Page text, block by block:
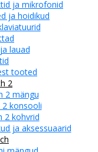
ja mikrofonid
ja hoidikud
lauad
tooted
2
2 mängu
konsooli
2 kohvrid
ja aksessuaarid